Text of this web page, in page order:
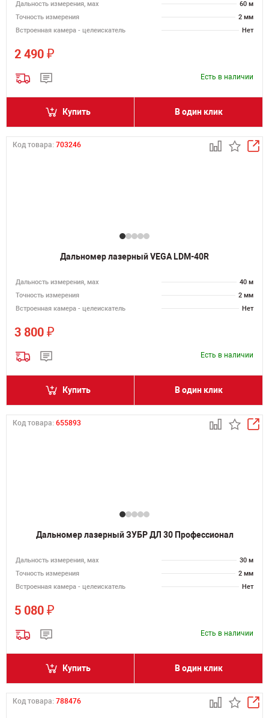
Дальность измерения, мах
60 м
Точность измерения
2 мм
Встроенная камера - целеискатель
Нет
2 490 ₽
Есть в наличии
Купить В один клик
Код товара: 703246
Дальномер лазерный VEGA LDM-40R
Дальность измерения, мах
40 м
Точность измерения
2 мм
Встроенная камера - целеискатель
Нет
3 800 ₽
Есть в наличии
Купить В один клик
Код товара: 655893
Дальномер лазерный ЗУБР ДЛ 30 Профессионал
Дальность измерения, мах
30 м
Точность измерения
2 мм
Встроенная камера - целеискатель
Нет
5 080 ₽
Есть в наличии
Купить В один клик
Код товара: 788476